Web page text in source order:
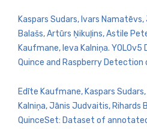
Kaspars Sudars, Ivars
Balašs, Artūrs Ņikuļins, Astile
Kaufmane, Ieva Kalniņa.
Quince and Raspberry Detection
Edīte Kaufmane, Kaspars
Kalniņa, Jānis Judvaitis, Rihards
QuinceSet: Dataset of